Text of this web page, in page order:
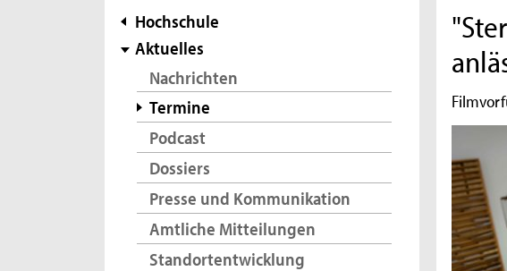
hier:
Subnavigation
Hochschule
Aktuelles
Nachrichten
Termine
Podcast
Dossiers
Presse und Kommunikation
Amtliche Mitteilungen
Standortentwicklung